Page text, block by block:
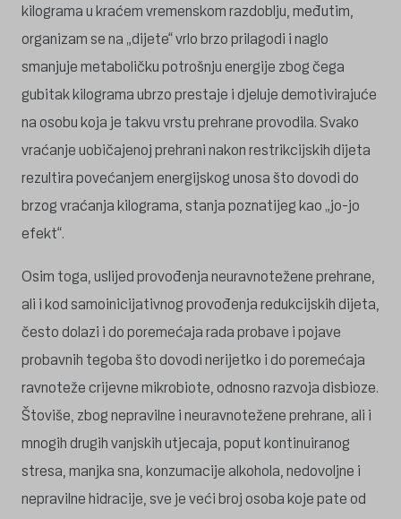
kilograma u kraćem vremenskom razdoblju, međutim,
organizam se na „dijete“ vrlo brzo prilagodi i naglo
smanjuje metaboličku potrošnju energije zbog čega
gubitak kilograma ubrzo prestaje i djeluje demotivirajuće
na osobu koja je takvu vrstu prehrane provodila. Svako
vraćanje uobičajenoj prehrani nakon restrikcijskih dijeta
rezultira povećanjem energijskog unosa što dovodi do
brzog vraćanja kilograma, stanja poznatijeg kao „jo-jo
efekt“.
Osim toga, uslijed provođenja neuravnotežene prehrane,
ali i kod samoinicijativnog provođenja redukcijskih dijeta,
često dolazi i do poremećaja rada probave i pojave
probavnih tegoba što dovodi nerijetko i do poremećaja
ravnoteže crijevne mikrobiote, odnosno razvoja disbioze.
Štoviše, zbog nepravilne i neuravnotežene prehrane, ali i
mnogih drugih vanjskih utjecaja, poput kontinuiranog
stresa, manjka sna, konzumacije alkohola, nedovoljne i
nepravilne hidracije, sve je veći broj osoba koje pate od